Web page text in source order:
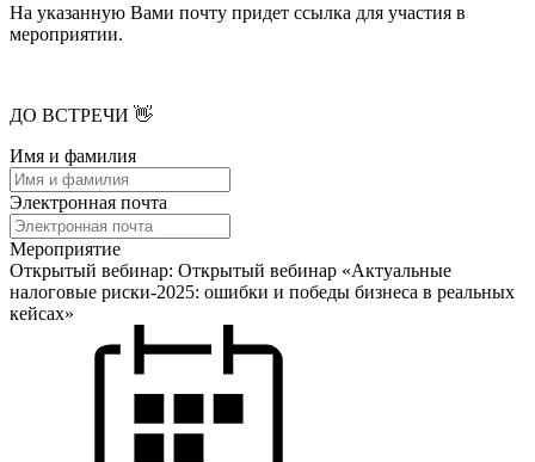
На указанную Вами почту придет ссылка для участия в
мероприятии.
ДО ВСТРЕЧИ 👋
Имя и фамилия
Электронная почта
Мероприятие
Открытый вебинар: Открытый вебинар «Актуальные
налоговые риски-2025: ошибки и победы бизнеса в реальных
кейсах»